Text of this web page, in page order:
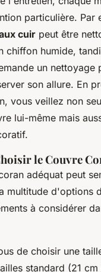
particulière. Par
cuir peut être
chiffon humide,
un nettoyage
son allure. En
vous veillez non
lui-même mais
le Couvre
adéquat peut
multitude d'options
à considérer
de choisir une
standard (21